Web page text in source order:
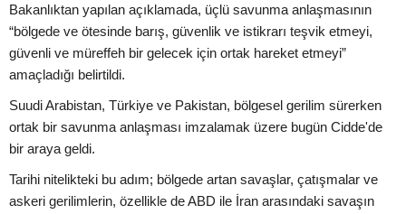
Bakanlıktan yapılan açıklamada, üçlü savunma anlaşmasının
“bölgede ve ötesinde barış, güvenlik ve istikrarı teşvik etmeyi,
güvenli ve müreffeh bir gelecek için ortak hareket etmeyi”
amaçladığı belirtildi.
Suudi Arabistan, Türkiye ve Pakistan, bölgesel gerilim sürerken
ortak bir savunma anlaşması imzalamak üzere bugün Cidde'de
bir araya geldi.
Tarihi nitelikteki bu adım; bölgede artan savaşlar, çatışmalar ve
askeri gerilimlerin, özellikle de ABD ile İran arasındaki savaşın